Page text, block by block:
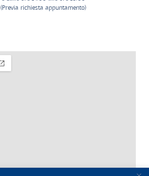
(Previa richiesta appuntamento)